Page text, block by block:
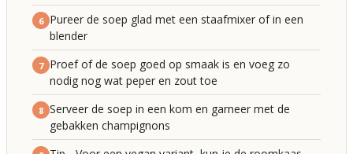
6 Pureer de soep glad met een staafmixer of in een
blender
7 Proef of de soep goed op smaak is en voeg zo
nodig nog wat peper en zout toe
8 Serveer de soep in een kom en garneer met de
gebakken champignons